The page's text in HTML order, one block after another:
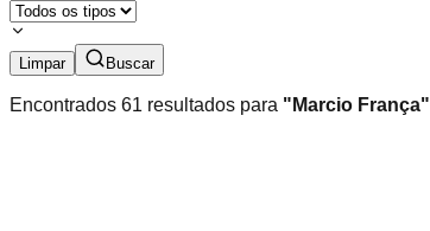
Limpar Buscar
Encontrados 61 resultados para " Marcio França"